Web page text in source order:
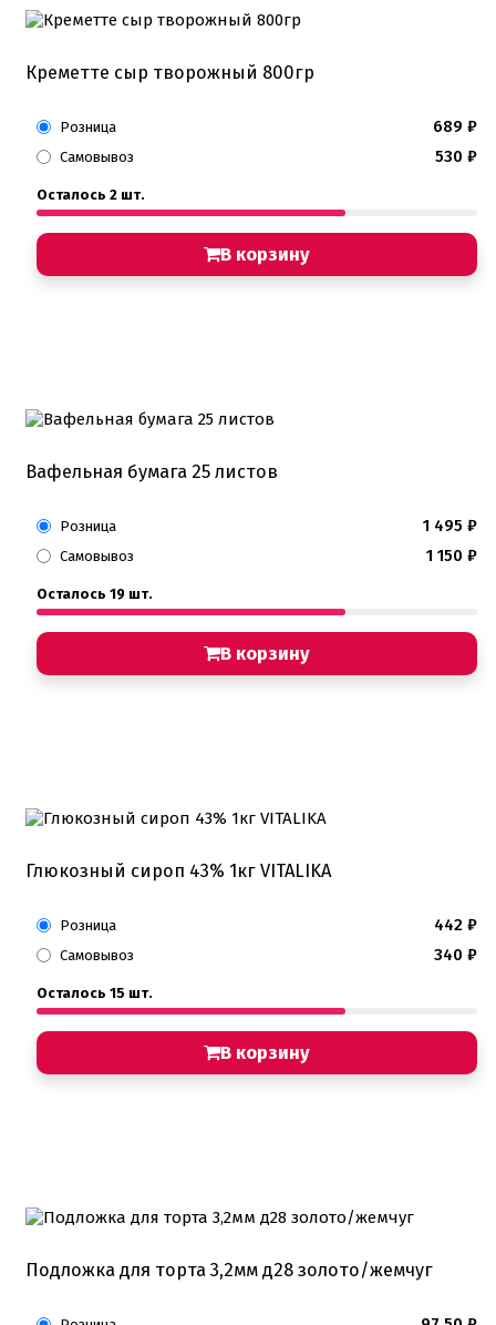
Креметте сыр творожный 800гр
Розница 689 ₽
Самовывоз 530 ₽
Осталось 2 шт.
В корзину
Вафельная бумага 25 листов
Розница 1 495 ₽
Самовывоз 1 150 ₽
Осталось 19 шт.
В корзину
Глюкозный сироп 43% 1кг VITALIKA
Розница 442 ₽
Самовывоз 340 ₽
Осталось 15 шт.
В корзину
Подложка для торта 3,2мм д28 золото/жемчуг